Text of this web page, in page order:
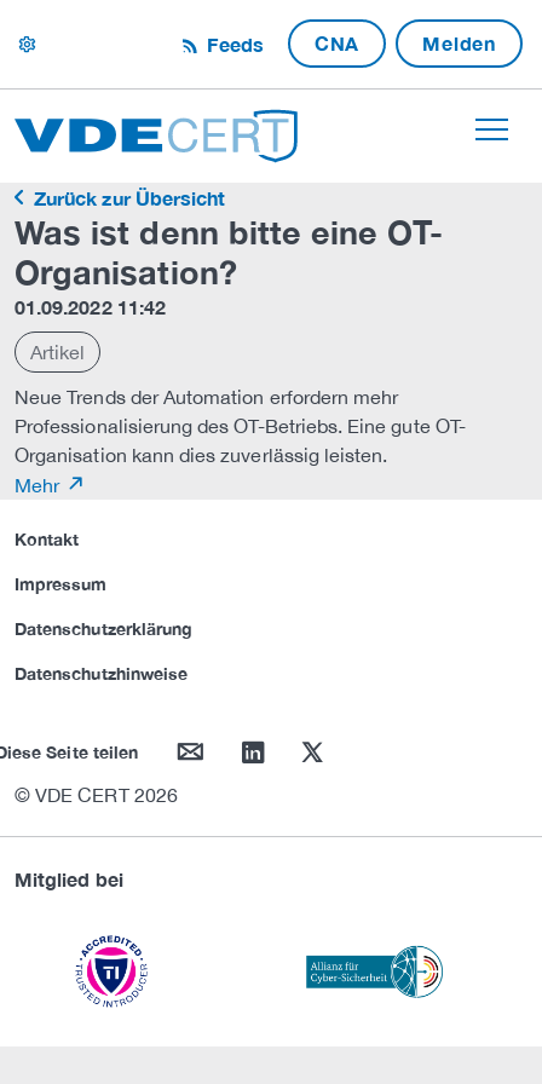
settings Feeds CNA Melden
Zurück zur Übersicht
Was ist denn bitte eine OT-
Organisation?
01.09.2022 11:42
Artikel
Neue Trends der Automation erfordern mehr
Professionalisierung des OT-Betriebs. Eine gute OT-
Organisation kann dies zuverlässig leisten.
Mehr
Kontakt
Impressum
Datenschutzerklärung
Datenschutzhinweise
Seite teilen mail linkedin twitter
© VDE CERT 2026
Mitglied bei